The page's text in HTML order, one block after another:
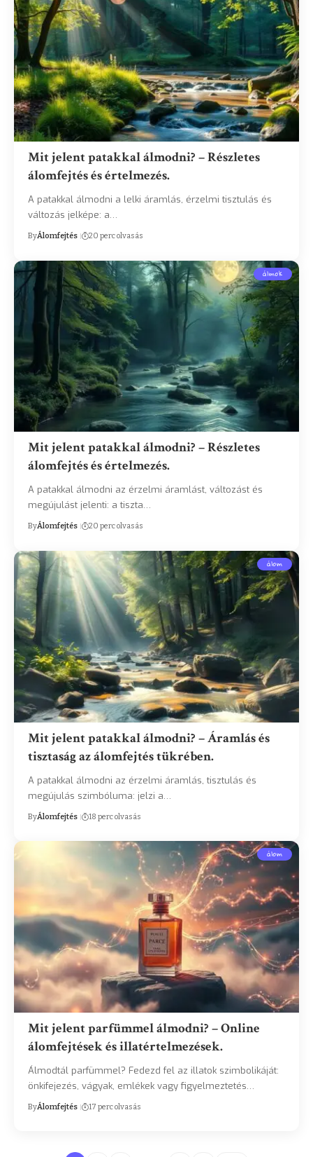
Mit jelent patakkal álmodni? – Részletes
álomfejtés és értelmezés.
A patakkal álmodni a lelki áramlás, érzelmi tisztulás és
változás jelképe: a…
ByÁlomfejtés 20 perc olvasás
álmok
Mit jelent patakkal álmodni? – Részletes
álomfejtés és értelmezés.
A patakkal álmodni az érzelmi áramlást, változást és
megújulást jelenti: a tiszta…
ByÁlomfejtés 20 perc olvasás
álom
Mit jelent patakkal álmodni? – Áramlás és
tisztaság az álomfejtés tükrében.
A patakkal álmodni az érzelmi áramlás, tisztulás és
megújulás szimbóluma: jelzi a…
ByÁlomfejtés 18 perc olvasás
álom
Mit jelent parfümmel álmodni? – Online
álomfejtések és illatértelmezések.
Álmodtál parfümmel? Fedezd fel az illatok szimbolikáját:
önkifejezés, vágyak, emlékek vagy figyelmeztetés…
ByÁlomfejtés 17 perc olvasás